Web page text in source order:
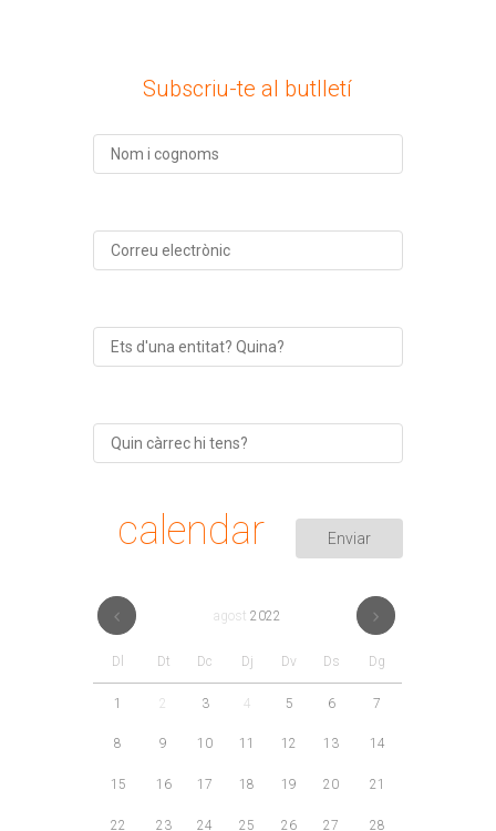
Subscriu-te al butlletí
calendar
agost 2022
Dl Dt Dc Dj Dv Ds Dg
1 2 3 4 5 6 7
8 9 10 11 12 13 14
15 16 17 18 19 20 21
22 23 24 25 26 27 28